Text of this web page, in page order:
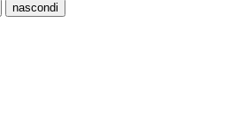
nascondi